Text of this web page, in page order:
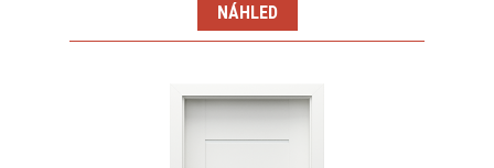
NÁHLED